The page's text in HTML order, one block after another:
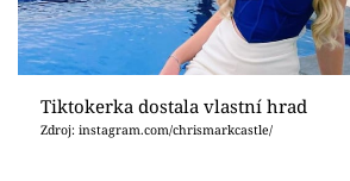
Videa
Sledujte prima+
Přihlášení
Tiktokerka dostala vlastní hrad
Zdroj: instagram.com/chrismarkcastle/